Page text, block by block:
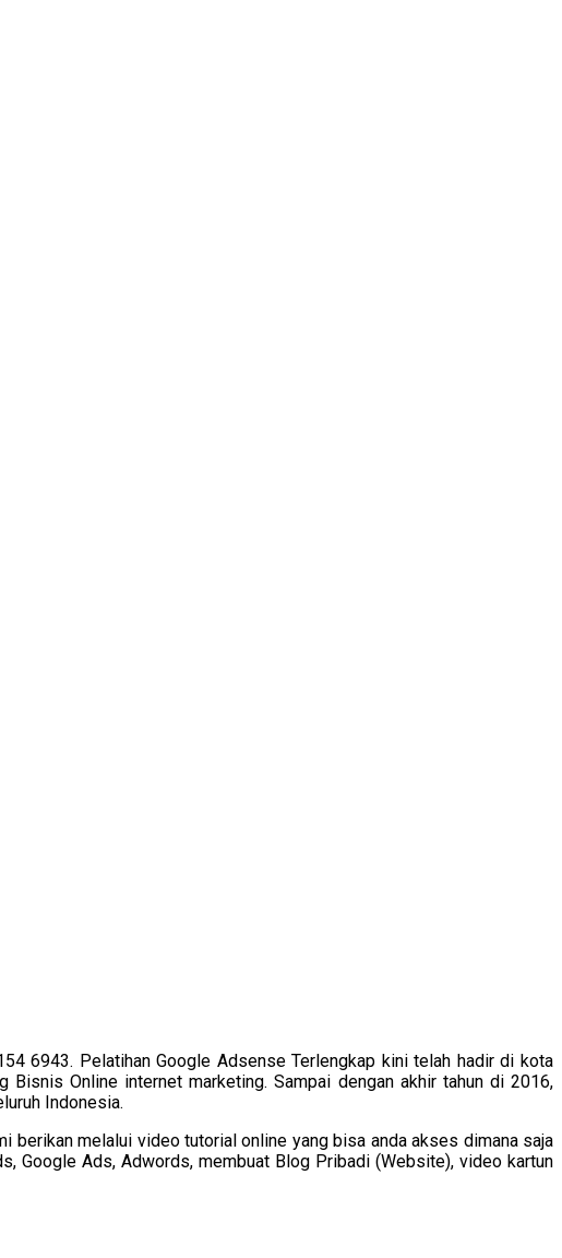
6943. Pelatihan Google Adsense Terlengkap kini telah hadir di kota
Online internet marketing. Sampai dengan akhir tahun di 2016,
Indonesia.
berikan melalui video tutorial online yang bisa anda akses dimana saja
Google Ads, Adwords, membuat Blog Pribadi (Website), video kartun